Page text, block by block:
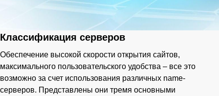
Классификация серверов
Обеспечение высокой скорости открытия сайтов,
максимального пользовательского удобства – все это
возможно за счет использования различных name-
серверов. Представлены они тремя основными